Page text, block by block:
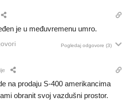
je u međuvremenu umro.
Pogledaj odgovore (3)
na prodaju S-400 amerikancima
obranit svoj vazdušni prostor.